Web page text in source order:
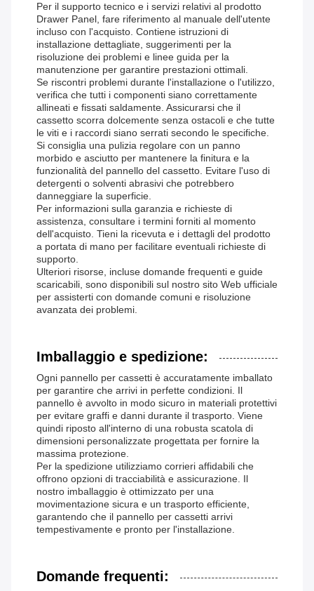
Per il supporto tecnico e i servizi relativi al prodotto
Drawer Panel, fare riferimento al manuale dell'utente
incluso con l'acquisto. Contiene istruzioni di
installazione dettagliate, suggerimenti per la
risoluzione dei problemi e linee guida per la
manutenzione per garantire prestazioni ottimali.
Se riscontri problemi durante l'installazione o l'utilizzo,
verifica che tutti i componenti siano correttamente
allineati e fissati saldamente. Assicurarsi che il
cassetto scorra dolcemente senza ostacoli e che tutte
le viti e i raccordi siano serrati secondo le specifiche.
Si consiglia una pulizia regolare con un panno
morbido e asciutto per mantenere la finitura e la
funzionalità del pannello del cassetto. Evitare l'uso di
detergenti o solventi abrasivi che potrebbero
danneggiare la superficie.
Per informazioni sulla garanzia e richieste di
assistenza, consultare i termini forniti al momento
dell'acquisto. Tieni la ricevuta e i dettagli del prodotto
a portata di mano per facilitare eventuali richieste di
supporto.
Ulteriori risorse, incluse domande frequenti e guide
scaricabili, sono disponibili sul nostro sito Web ufficiale
per assisterti con domande comuni e risoluzione
avanzata dei problemi.
Imballaggio e spedizione:
Ogni pannello per cassetti è accuratamente imballato
per garantire che arrivi in ​​perfette condizioni. Il
pannello è avvolto in modo sicuro in materiali protettivi
per evitare graffi e danni durante il trasporto. Viene
quindi riposto all'interno di una robusta scatola di
dimensioni personalizzate progettata per fornire la
massima protezione.
Per la spedizione utilizziamo corrieri affidabili che
offrono opzioni di tracciabilità e assicurazione. Il
nostro imballaggio è ottimizzato per una
movimentazione sicura e un trasporto efficiente,
garantendo che il pannello per cassetti arrivi
tempestivamente e pronto per l'installazione.
Domande frequenti: